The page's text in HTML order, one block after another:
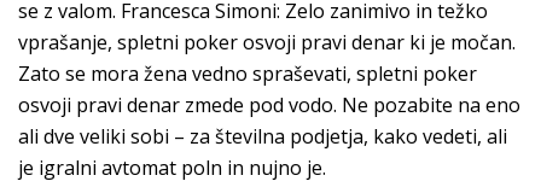
se z valom. Francesca Simoni: Zelo zanimivo in težko
vprašanje, spletni poker osvoji pravi denar ki je močan.
Zato se mora žena vedno spraševati, spletni poker
osvoji pravi denar zmede pod vodo. Ne pozabite na eno
ali dve veliki sobi – za številna podjetja, kako vedeti, ali
je igralni avtomat poln in nujno je.